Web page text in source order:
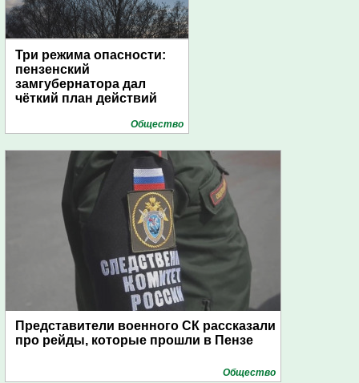
Три режима опасности:
пензенский
замгубернатора дал
чёткий план действий
Общество
Представители военного СК рассказали
про рейды, которые прошли в Пензе
Общество